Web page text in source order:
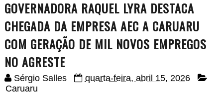
GOVERNADORA RAQUEL LYRA DESTACA
CHEGADA DA EMPRESA AEC A CARUARU
COM GERAÇÃO DE MIL NOVOS EMPREGOS
NO AGRESTE
Sérgio Salles
quarta-feira, abril 15, 2026
Caruaru